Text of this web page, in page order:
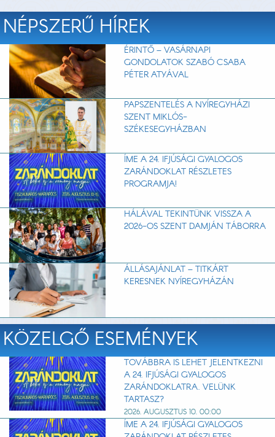
NÉPSZERŰ HÍREK
ÉRINTŐ – VASÁRNAPI
GONDOLATOK SZABÓ CSABA
PÉTER ATYÁVAL
PAPSZENTELÉS A NYÍREGYHÁZI
SZENT MIKLÓS-
SZÉKESEGYHÁZBAN
ÍME A 24. IFJÚSÁGI GYALOGOS
ZARÁNDOKLAT RÉSZLETES
PROGRAMJA!
HÁLÁVAL TEKINTÜNK VISSZA A
2026-OS SZENT DAMJÁN TÁBORRA
ÁLLÁSAJÁNLAT – TITKÁRT
KERESNEK NYÍREGYHÁZÁN
KÖZELGŐ ESEMÉNYEK
TOVÁBBRA IS LEHET JELENTKEZNI
A 24. IFJÚSÁGI GYALOGOS
ZARÁNDOKLATRA. VELÜNK
TARTASZ?
2026. AUGUSZTUS 10. 00:00
ÍME A 24. IFJÚSÁGI GYALOGOS